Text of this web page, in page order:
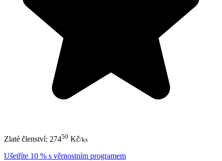
Zlaté členství: 27450 Kč/ks
Ušetříte 10 % s věrnostním programem